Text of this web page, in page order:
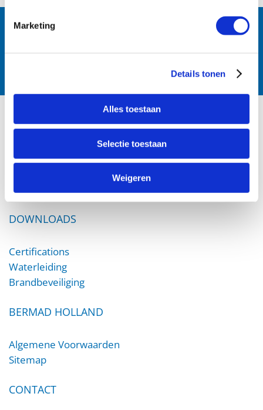
Marketing
Details tonen
Alles toestaan
Selectie toestaan
Weigeren
Follow us:
PRODUCTS
Irrigation
Fire Protection
DOWNLOADS
Certifications
Waterleiding
Brandbeveiliging
BERMAD HOLLAND
Algemene Voorwaarden
Sitemap
CONTACT